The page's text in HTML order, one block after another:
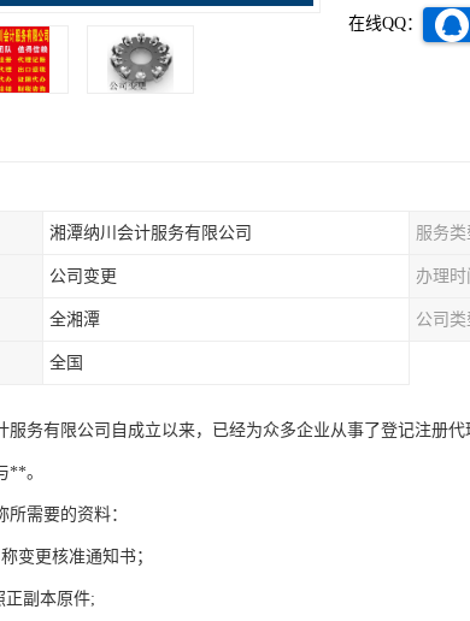
在线QQ：
湘潭纳川会计服务有限公司 服务类
公司变更 办理时
全湘潭 公司类
全国
服务有限公司自成立以来，已经为众多企业从事了登记注册
**。
所需要的资料：
变更核准通知书；
正副本原件;